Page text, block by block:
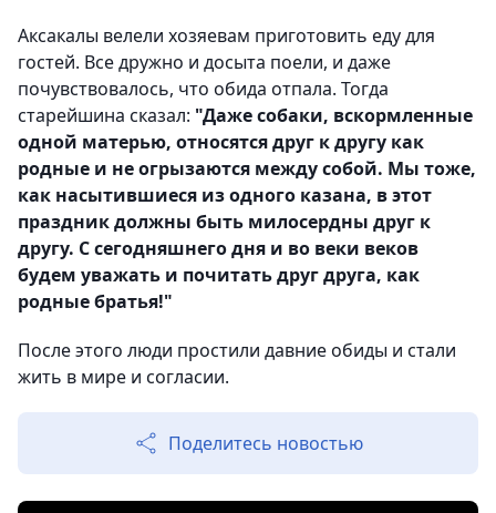
Аксакалы велели хозяевам приготовить еду для
гостей. Все дружно и досыта поели, и даже
почувствовалось, что обида отпала. Тогда
старейшина сказал: "Даже собаки, вскормленные
одной матерью, относятся друг к другу как
родные и не огрызаются между собой. Мы тоже,
как насытившиеся из одного казана, в этот
праздник должны быть милосердны друг к
другу. С сегодняшнего дня и во веки веков
будем уважать и почитать друг друга, как
родные братья!"
После этого люди простили давние обиды и стали
жить в мире и согласии.
Поделитесь новостью